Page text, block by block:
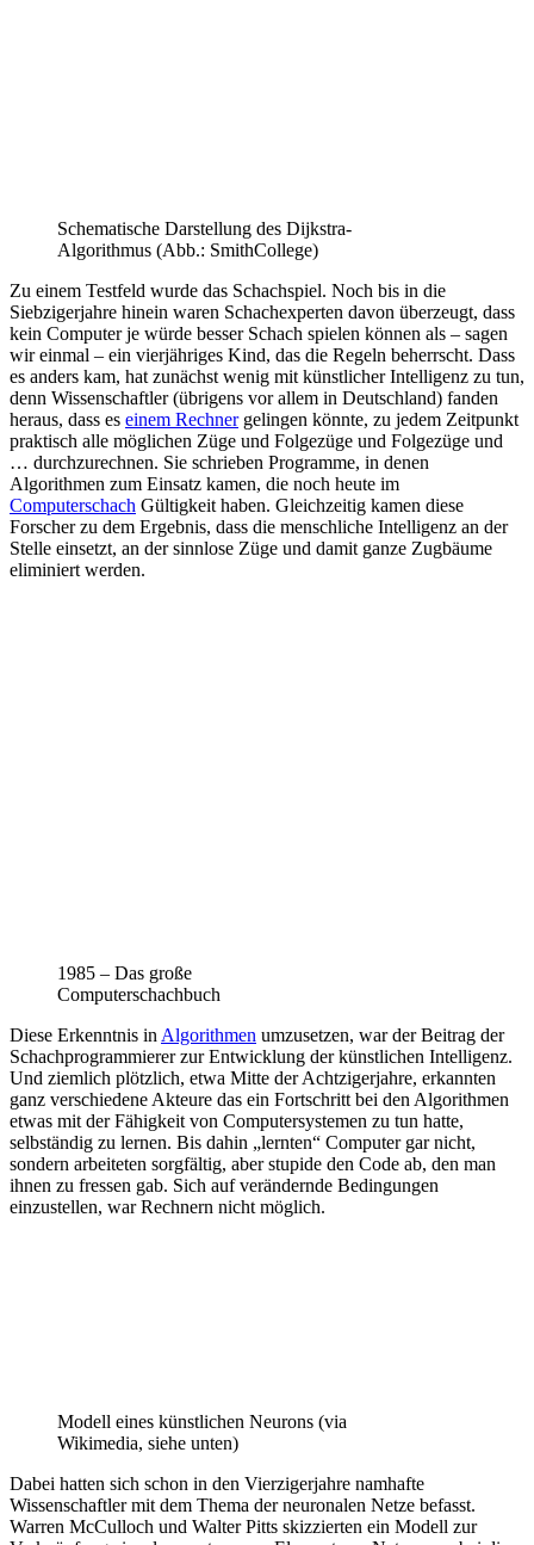
Schematische Darstellung des Dijkstra-
Algorithmus (Abb.: SmithCollege)
Zu einem Testfeld wurde das Schachspiel. Noch bis in die
Siebzigerjahre hinein waren Schachexperten davon überzeugt, dass
kein Computer je würde besser Schach spielen können als – sagen
wir einmal – ein vierjähriges Kind, das die Regeln beherrscht. Dass
es anders kam, hat zunächst wenig mit künstlicher Intelligenz zu tun,
denn Wissenschaftler (übrigens vor allem in Deutschland) fanden
heraus, dass es einem Rechnergelingen könnte, zu jedem Zeitpunkt
praktisch alle möglichen Züge und Folgezüge und Folgezüge und
… durchzurechnen. Sie schrieben Programme, in denen
Algorithmen zum Einsatz kamen, die noch heute im
Computerschach Gültigkeit haben. Gleichzeitig kamen diese
Forscher zu dem Ergebnis, dass die menschliche Intelligenz an der
Stelle einsetzt, an der sinnlose Züge und damit ganze Zugbäume
eliminiert werden.
1985 – Das große
Computerschachbuch
Diese Erkenntnis in Algorithmen umzusetzen, war der Beitrag der
Schachprogrammierer zur Entwicklung der künstlichen Intelligenz.
Und ziemlich plötzlich, etwa Mitte der Achtzigerjahre, erkannten
ganz verschiedene Akteure das ein Fortschritt bei den Algorithmen
etwas mit der Fähigkeit von Computersystemen zu tun hatte,
selbständig zu lernen. Bis dahin „lernten“ Computer gar nicht,
sondern arbeiteten sorgfältig, aber stupide den Code ab, den man
ihnen zu fressen gab. Sich auf verändernde Bedingungen
einzustellen, war Rechnern nicht möglich.
Modell eines künstlichen Neurons (via
Wikimedia, siehe unten)
Dabei hatten sich schon in den Vierzigerjahre namhafte
Wissenschaftler mit dem Thema der neuronalen Netze befasst.
Warren McCulloch und Walter Pitts skizzierten ein Modell zur